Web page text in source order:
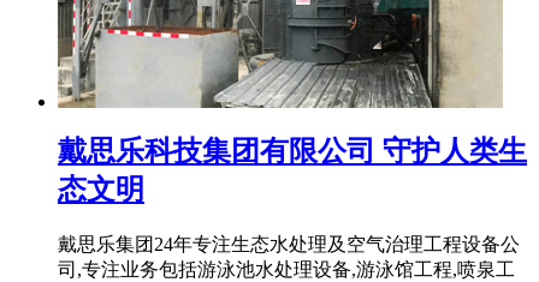
戴思乐科技集团有限公司 守护人类生
态文明
戴思乐集团24年专注生态水处理及空气治理工程设备公
司,专注业务包括游泳池水处理设备,游泳馆工程,喷泉工